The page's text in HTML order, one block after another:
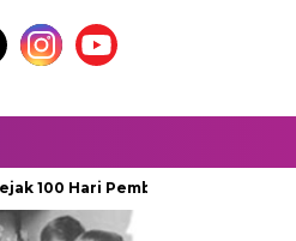
Hari Pemburu Kayu